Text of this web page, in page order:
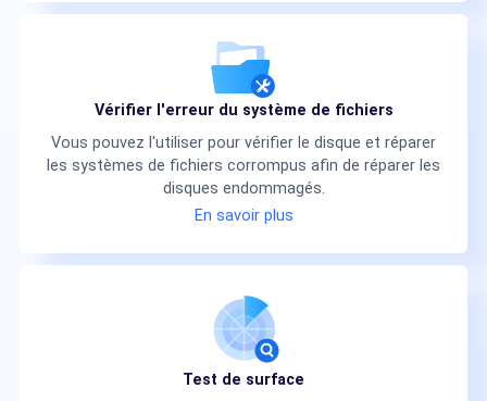
Vérifier l'erreur du système de fichiers
Vous pouvez l'utiliser pour vérifier le disque et réparer
les systèmes de fichiers corrompus afin de réparer les
disques endommagés.
En savoir plus
Test de surface